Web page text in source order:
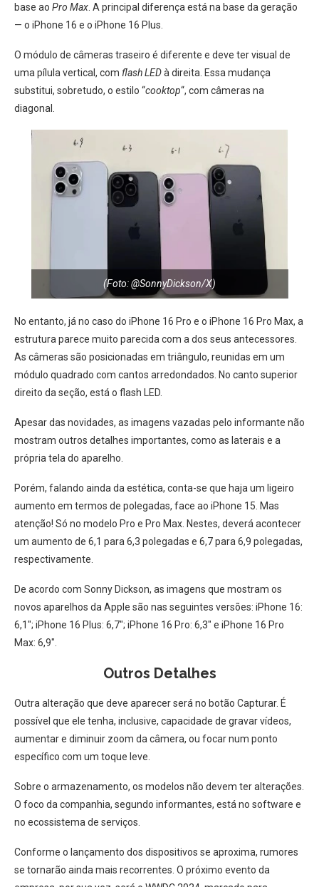
base ao Pro Max . A principal diferença está na base da geração
— o iPhone 16 e o iPhone 16 Plus.
O módulo de câmeras traseiro é diferente e deve ​ter visual de
uma pílula vertical, com flash LEDà direita. Essa mudança
substitui, sobretudo, o estilo “cooktop“, com câmeras na
diagonal.
(Foto: @SonnyDickson/X)
No entanto, já no caso do iPhone 16 Pro e o iPhone 16 Pro Max, a
estrutura parece muito parecida com a dos seus antecessores.
As câmeras são posicionadas em triângulo, reunidas em um
módulo quadrado com cantos arredondados. No canto superior
direito da seção, está o flash LED.
Apesar das novidades, as imagens vazadas pelo informante não
mostram outros detalhes importantes, como as laterais e a
própria tela do aparelho.​
Porém, falando ainda da estética, conta-se que haja um ligeiro
aumento em termos de polegadas, face ao iPhone 15. Mas
atenção! Só no modelo Pro e Pro Max. Nestes, deverá acontecer
um aumento de 6,1 para 6,3 polegadas e 6,7 para 6,9 polegadas,
respectivamente.
De acordo com Sonny Dickson, as imagens que mostram os
novos aparelhos da Apple são nas seguintes versões: iPhone 16:
6,1″; iPhone 16 Plus: 6,7″; iPhone 16 Pro: 6,3″ e iPhone 16 Pro
Max: 6,9″.
Outros Detalhes
​Outra alteração que deve aparecer será no botão Capturar. É
possível que ele tenha, inclusive, capacidade de gravar vídeos,
aumentar e diminuir zoom da câmera, ou focar num ponto
específico com um toque leve.
Sobre o armazenamento, os modelos não devem ter alterações.
O foco da companhia, segundo informantes, está no software e
no ecossistema de serviços.
Conforme o lançamento dos dispositivos se aproxima, rumores
se tornarão ainda mais recorrentes. O próximo evento da